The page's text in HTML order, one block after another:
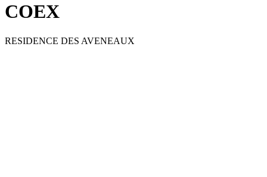
COEX
RESIDENCE DES AVENEAUX